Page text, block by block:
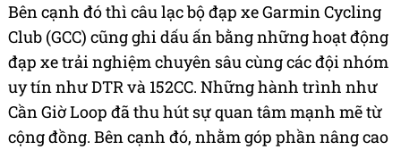
Bên cạnh đó thì câu lạc bộ đạp xe Garmin Cycling
Club (GCC) cũng ghi dấu ấn bằng những hoạt động
đạp xe trải nghiệm chuyên sâu cùng các đội nhóm
uy tín như DTR và 152CC. Những hành trình như
Cần Giờ Loop đã thu hút sự quan tâm mạnh mẽ từ
cộng đồng. Bên cạnh đó, nhằm góp phần nâng cao